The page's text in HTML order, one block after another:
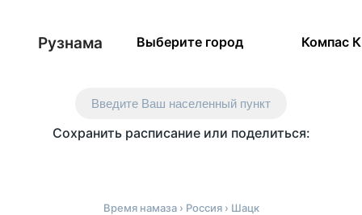
Рузнама Выберите город Компас
Введите Ваш населенный пункт
Сохранить расписание или поделиться:
Время намаза› Россия› Шацк